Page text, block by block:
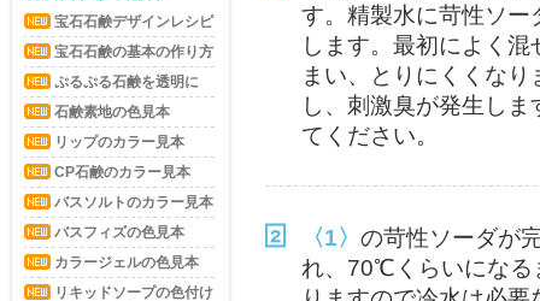
宝石石鹸デザインレシピ
宝石石鹸の基本の作り方
ぷるぷる石鹸を透明に
石鹸素地の色見本
リップのカラー見本
CP石鹸のカラー見本
バスソルトのカラー見本
バスフィズの色見本
カラージェルの色見本
リキッドソープの色付け
す。精製水に苛性ソ
します。最初によく
まい、とりにくくな
し、刺激臭が発生し
てください。
〈1〉 の苛性ソーダが
れ、70℃くらいになる